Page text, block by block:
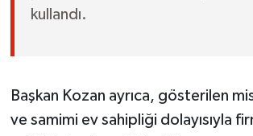
kullandı.
Başkan Kozan ayrıca, gösterilen
ve samimi ev sahipliği dolayısıyla